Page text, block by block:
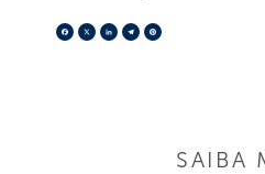
Facebook
X LinkedIn
Telegram
SAIBA